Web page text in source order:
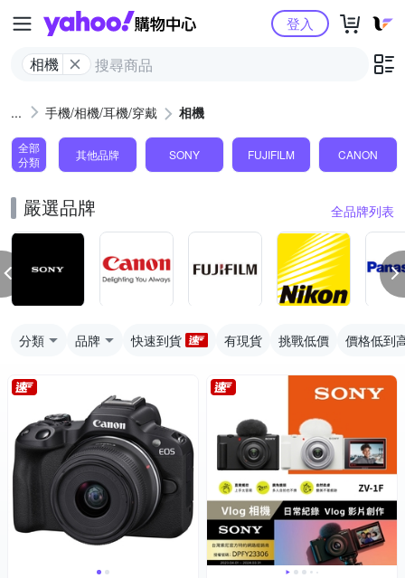
Yahoo購物中心
相機
登入
手機/相機/耳機/穿戴 相機
全部
分類
其他品牌 SONY FUJIFILM CANON
嚴選品牌 全品牌列表
分類 品牌 快速到貨 有現貨 挑戰低價 價格低到